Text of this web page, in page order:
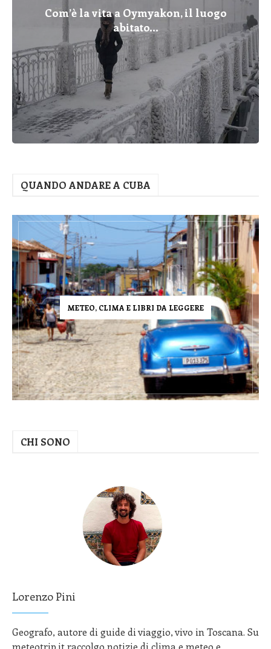
Com’è la vita a Oymyakon, il luogo
abitato...
QUANDO ANDARE A CUBA
METEO, CLIMA E LIBRI DA LEGGERE
CHI SONO
Lorenzo Pini
Geografo, autore di guide di viaggio, vivo in Toscana. Su
meteotrip.it raccolgo notizie di clima e meteo e